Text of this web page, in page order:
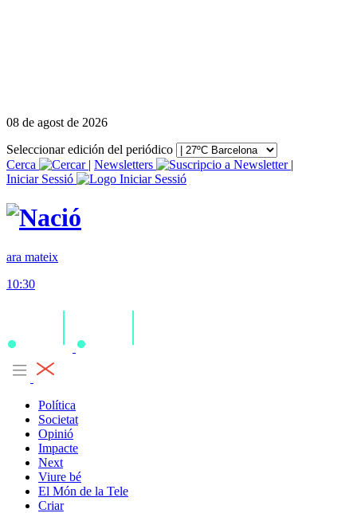
08 de agost de 2026
Seleccionar edición del periódico
Cerca
| Newsletters
|
Iniciar Sessió
ara mateix
10:30
Política
Societat
Opinió
Impacte
Next
Viure bé
El Món de la Tele
Criar